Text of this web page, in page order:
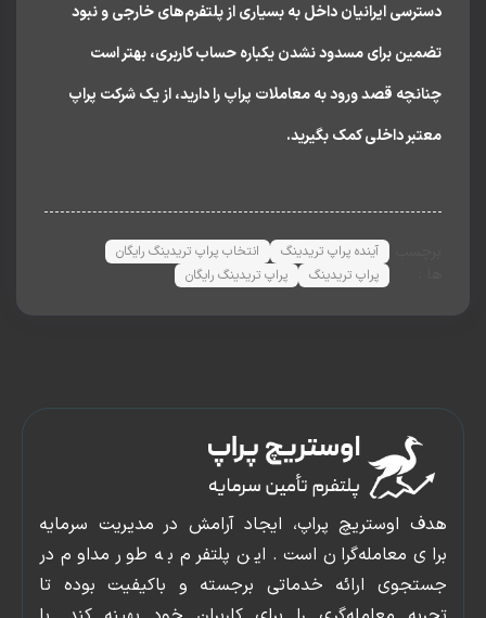
ایرانیان داخل به بسیاری از پلتفرم‌های خارجی و نبود
برای مسدود نشدن یکباره حساب کاربری، بهتر است
قصد ورود به معاملات پراپ را دارید، از یک شرکت پراپ
داخلی کمک بگیرید.
آینده پراپ تریدینگ
انتخاب پراپ تریدینگ رایگان
پراپ تریدینگ
پراپ تریدینگ رایگان
اوستریچ پراپ، ایجاد آرامش در مدیریت سرمایه
معامله‌گران است. این پلتفرم به طور مداوم در
ارائه خدماتی برجسته و باکیفیت بوده تا
اصلی
شروع
چالش
وبلاگ
ورود